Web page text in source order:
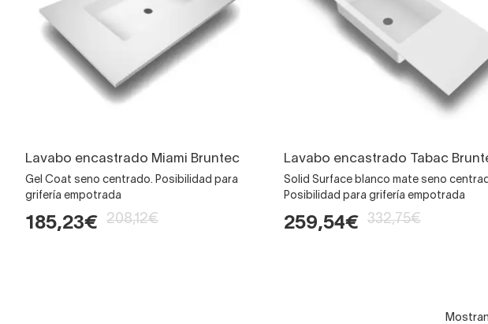
Lavabo encastrado Miami Bruntec
Gel Coat seno centrado. Posibilidad para
grifería empotrada
185,23€ 208,12€
Lavabo encastrado Tabac
Solid Surface blanco mate seno
Posibilidad para grifería empotrada
259,54€ 332,75€